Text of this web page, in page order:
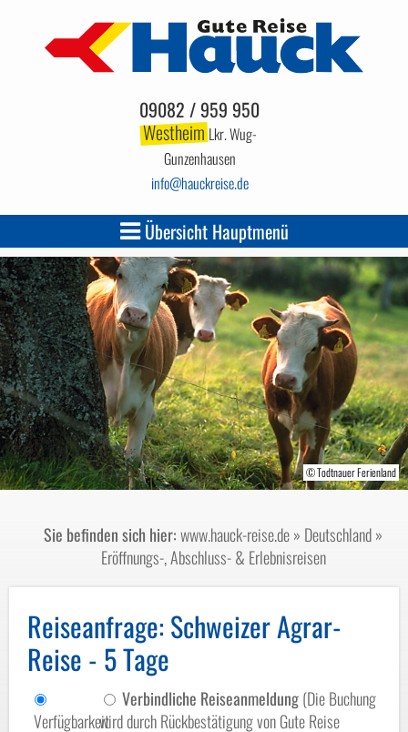
09082 / 959 950
WestheimLkr. Wug-
Gunzenhausen
info hauckreise.de
Übersicht Hauptmenü
© M.Dörr & M.Frommherz-fotolia.com
© Todtnauer Ferienland
© barmalini - stock.adobe.com
Sie befinden sich hier:www.hauck-reise.de» Deutschland»
Eröffnungs-, Abschluss- & Erlebnisreisen
Reiseanfrage: Schweizer Agrar-
Reise - 5 Tage
Verfügbarkeit
Verbindliche Reiseanmeldung(Die Buchung
wird durch Rückbestätigung von Gute Reise